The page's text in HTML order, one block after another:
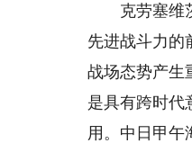
克劳塞维茨
先进战斗力的
战场态势产生
是具有跨时代
用。中日甲午